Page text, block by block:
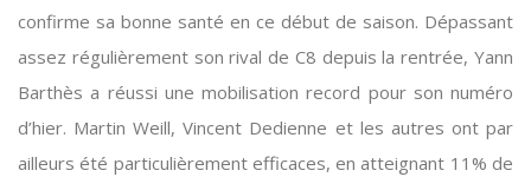
confirme sa bonne santé en ce début de saison. Dépassant
assez régulièrement son rival de C8 depuis la rentrée, Yann
Barthès a réussi une mobilisation record pour son numéro
d’hier. Martin Weill, Vincent Dedienne et les autres ont par
ailleurs été particulièrement efficaces, en atteignant 11% de